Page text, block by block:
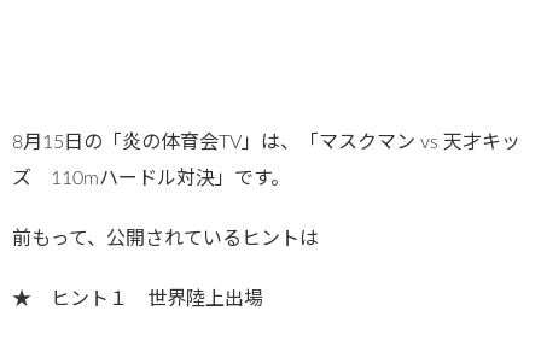
8月15日の「炎の体育会TV」は、「マスクマン vs 天才キッ
ズ 110mハードル対決」です。
前もって、公開されているヒントは
★ ヒント１ 世界陸上出場